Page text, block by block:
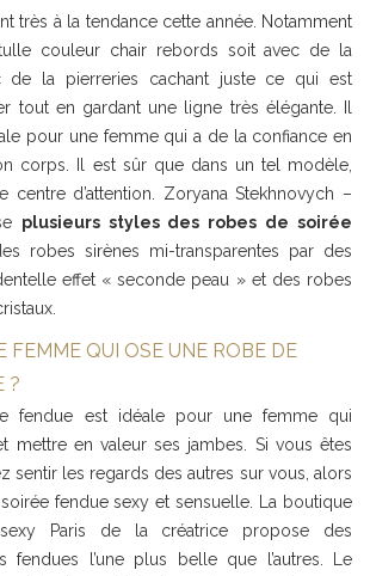
très à la tendance cette année. Notamment
couleur chair rebords soit avec de la
de la pierreries cachant juste ce qui est
tout en gardant une ligne très élégante. Il
pour une femme qui a de la confiance en
corps. Il est sûr que dans un tel modèle,
centre d’attention. Zoryana Stekhnovych –
plusieurs styles des robes de soirée
robes sirènes mi-transparentes par des
effet « seconde peau » et des robes
FEMME QUI OSE UNE ROBE DE
?
fendue est idéale pour une femme qui
mettre en valeur ses jambes. Si vous êtes
sentir les regards des autres sur vous, alors
fendue sexy et sensuelle. La boutique
Paris de la créatrice propose des
fendues l’une plus belle que l’autres. Le